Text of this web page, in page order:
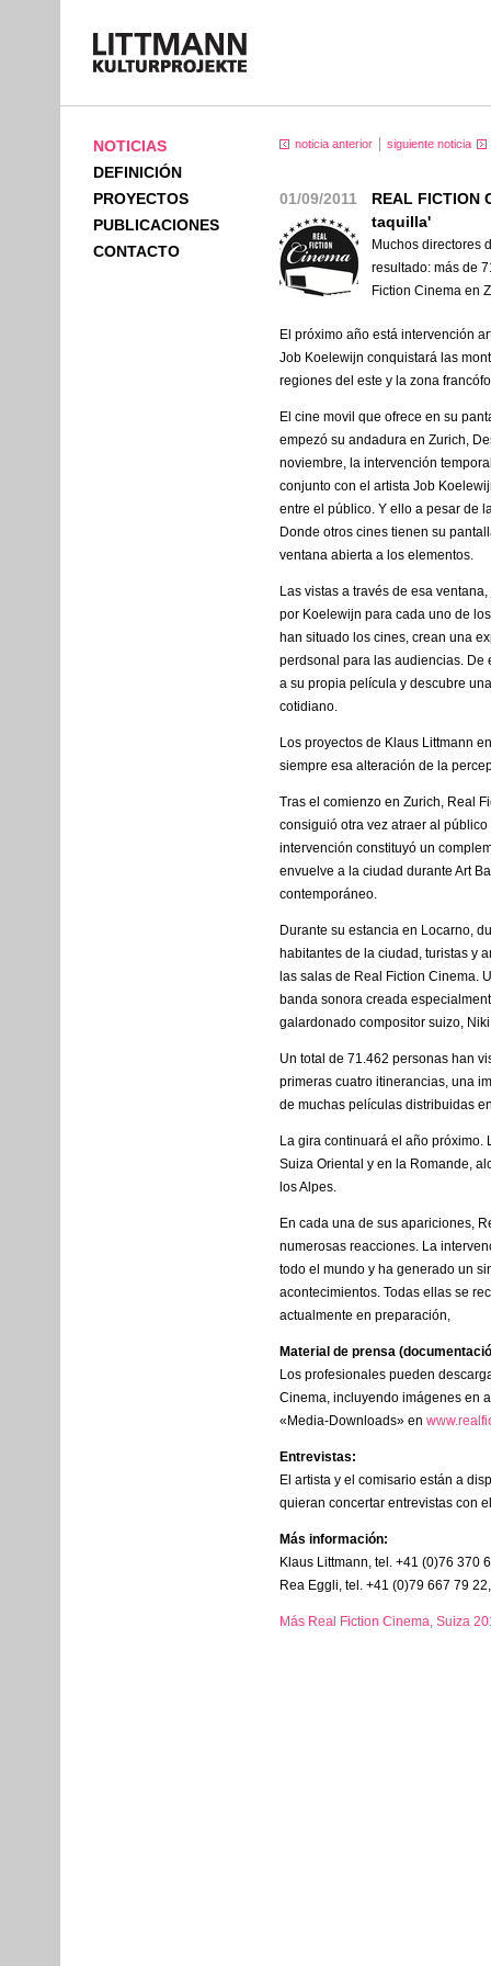
NOTICIAS
DEFINICIÓN
PROYECTOS
PUBLICACIONES
CONTACTO
noticia anterior siguiente noticia
01/09/2011
REAL FICTION
taquilla'
Muchos directores
resultado: más de
Fiction Cinema en
El próximo año está intervención
Job Koelewijn conquistará las
regiones del este y la zona
El cine movil que ofrece en su
empezó su andadura en Zurich,
noviembre, la intervención
conjunto con el artista Job
entre el público. Y ello a pesar de
Donde otros cines tienen su
ventana abierta a los elementos.
Las vistas a través de esa
por Koelewijn para cada uno de
han situado los cines, crean una
perdsonal para las audiencias. De
a su propia película y descubre
cotidiano.
Los proyectos de Klaus Littmann
siempre esa alteración de la
Tras el comienzo en Zurich, Real
consiguió otra vez atraer al
intervención constituyó un
envuelve a la ciudad durante Art
contemporáneo.
Durante su estancia en Locarno,
habitantes de la ciudad, turistas y
las salas de Real Fiction Cinema.
banda sonora creada
galardonado compositor suizo,
Un total de 71.462 personas han
primeras cuatro itinerancias, una
de muchas películas distribuidas
La gira continuará el año próximo.
Suiza Oriental y en la Romande,
los Alpes.
En cada una de sus apariciones,
numerosas reacciones. La
todo el mundo y ha generado un
acontecimientos. Todas ellas se
actualmente en preparación,
Material de prensa
Los profesionales pueden
Cinema, incluyendo imágenes en
«Media-Downloads» en
Entrevistas:
El artista y el comisario están a
quieran concertar entrevistas con
Más información:
Klaus Littmann, tel. +41 (0)76 370
Rea Eggli, tel. +41 (0)79 667 79
Más Real Fiction Cinema, Suiza